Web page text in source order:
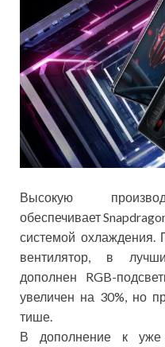
Высокую
обеспечивает
системой охлаждения.
вентилятор, в
дополнен RGB-
увеличен на 30%, но
тише.
В дополнение к уже